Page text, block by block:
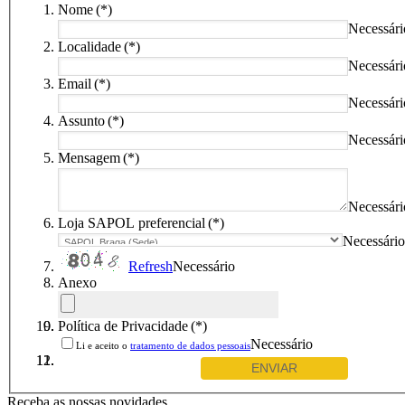
Nome(*)
Localidade(*)
Email (*)
Assunto(*)
Mensagem(*)
Loja SAPOL preferencial (*)
Necessário
RefreshNecessário
Anexo
Política de Privacidade(*)
Li e aceito o tratamento de dados pessoaisNecessário
Receba as nossas novidades